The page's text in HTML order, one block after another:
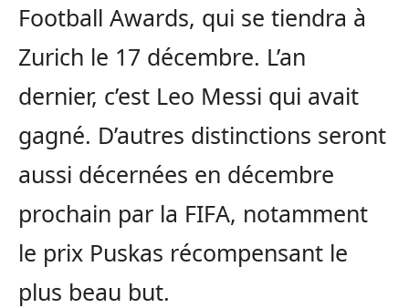
Football Awards, qui se tiendra à
Zurich le 17 décembre. L’an
dernier, c’est Leo Messi qui avait
gagné. D’autres distinctions seront
aussi décernées en décembre
prochain par la FIFA, notamment
le prix Puskas récompensant le
plus beau but.